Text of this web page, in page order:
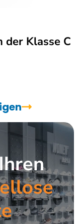
der Klasse C